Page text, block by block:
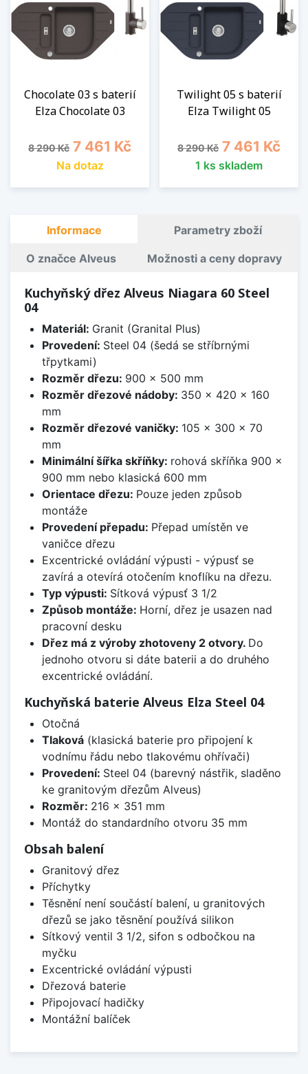
Chocolate 03 s baterií
Elza Chocolate 03
Běžná cena
8 290 Kč Cena
7 461 Kč
Na dotaz
Twilight 05 s baterií
Elza Twilight 05
Běžná cena
8 290 Kč Cena
7 461 Kč
1 ks skladem
Informace Parametry zboží
O značce Alveus Možnosti a ceny dopravy
Kuchyňský dřez Alveus Niagara 60 Steel
04
Materiál: Granit (Granital Plus)
Provedení: Steel 04 (šedá se stříbrnými
třpytkami)
Rozměr dřezu: 900 x 500 mm
Rozměr dřezové nádoby: 350 x 420 x 160
mm
Rozměr dřezové vaničky: 105 x 300 x 70
mm
Minimální šířka skříňky: rohová skříňka 900 x
900 mm nebo klasická 600 mm
Orientace dřezu: Pouze jeden způsob
montáže
Provedení přepadu: Přepad umístěn ve
vaničce dřezu
Excentrické ovládání výpusti - výpusť se
zavírá a otevírá otočením knoflíku na dřezu.
Typ výpusti: Sítková výpusť 3 1/2
Způsob montáže: Horní, dřez je usazen nad
pracovní desku
Dřez má z výroby zhotoveny 2 otvory. Do
jednoho otvoru si dáte baterii a do druhého
excentrické ovládání.
Kuchyňská baterie Alveus Elza Steel 04
Otočná
Tlaková(klasická baterie pro připojení k
vodnímu řádu nebo tlakovému ohřívači)
Provedení: Steel 04 (barevný nástřik, sladěno
ke granitovým dřezům Alveus)
Rozměr: 216 x 351 mm
Montáž do standardního otvoru 35 mm
Obsah balení
Granitový dřez
Příchytky
Těsnění není součástí balení, u granitových
dřezů se jako těsnění používá silikon
Sítkový ventil 3 1/2, sifon s odbočkou na
myčku
Excentrické ovládání výpusti
Dřezová baterie
Připojovací hadičky
Montážní balíček